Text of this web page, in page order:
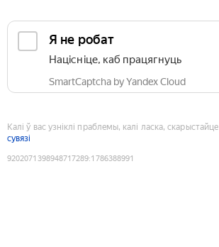
Я не робат
Націсніце, каб працягнуць
SmartCaptcha by Yandex Cloud
Калі ў вас узніклі праблемы, калі ласка, скарыстайце
сувязі
9202071398948717289:1786388991